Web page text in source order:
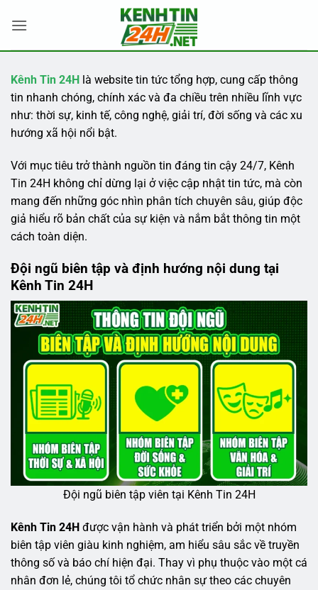
qua
Kênh Tin 24H là website tin tức tổng hợp, cung cấp thông
tin nhanh chóng, chính xác và đa chiều trên nhiều lĩnh vực
như: thời sự, kinh tế, công nghệ, giải trí, đời sống và các xu
hướng xã hội nổi bật.
Với mục tiêu trở thành nguồn tin đáng tin cậy 24/7, Kênh
Tin 24H không chỉ dừng lại ở việc cập nhật tin tức, mà còn
mang đến những góc nhìn phân tích chuyên sâu, giúp độc
giả hiểu rõ bản chất của sự kiện và nắm bắt thông tin một
cách toàn diện.
Đội ngũ biên tập và định hướng nội dung tại
Kênh Tin 24H
Đội ngũ biên tập viên tại Kênh Tin 24H
Kênh Tin 24H được vận hành và phát triển bởi một nhóm
biên tập viên giàu kinh nghiệm, am hiểu sâu sắc về truyền
thông số và báo chí hiện đại. Thay vì phụ thuộc vào một cá
nhân đơn lẻ, chúng tôi tổ chức nhân sự theo các chuyên